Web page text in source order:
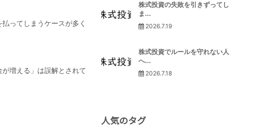
ってしまうケースが多く
増える」は誤解とされて
株式投資の失敗を引きずってし
ま...
2026.7.19
株式投資でルールを守れない人
へ...
2026.7.18
人気のタグ